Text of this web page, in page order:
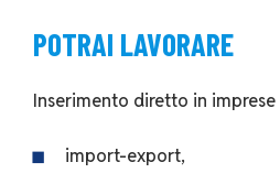
POTRAI LAVORARE
Inserimento diretto in imprese
import-export,